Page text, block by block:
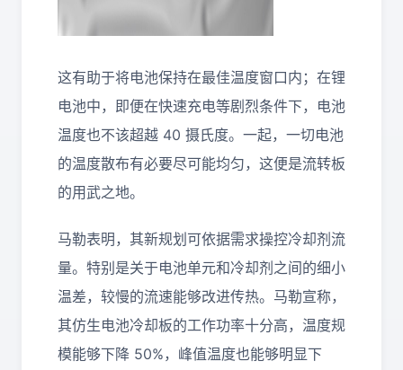
这有助于将电池保持在最佳温度窗口内；在锂
电池中，即便在快速充电等剧烈条件下，电池
温度也不该超越 40 摄氏度。一起，一切电池
的温度散布有必要尽可能均匀，这便是流转板
的用武之地。
马勒表明，其新规划可依据需求操控冷却剂流
量。特别是关于电池单元和冷却剂之间的细小
温差，较慢的流速能够改进传热。马勒宣称，
其仿生电池冷却板的工作功率十分高，温度规
模能够下降 50%，峰值温度也能够明显下